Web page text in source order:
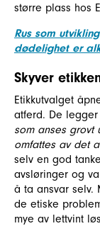
større plass hos
Rus som
dødelighet er
Skyver
Etikkutvalget
atferd. De legger
som anses grovt
omfattes av det
selv en god
avsløringer og
å ta ansvar selv.
de etiske
mye av lettvint